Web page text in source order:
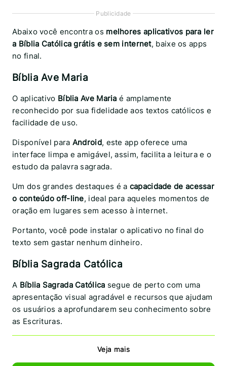
Publicidade
Abaixo você encontra os melhores aplicativos para ler
a Bíblia Católica grátis e sem internet, baixe os apps
no final.
Bíblia Ave Maria
O aplicativo Bíblia Ave Maria é amplamente
reconhecido por sua fidelidade aos textos católicos e
facilidade de uso.
Disponível para Android, este app oferece uma
interface limpa e amigável, assim, facilita a leitura e o
estudo da palavra sagrada.
Um dos grandes destaques é a capacidade de acessar
o conteúdo off-line, ideal para aqueles momentos de
oração em lugares sem acesso à internet.
Portanto, você pode instalar o aplicativo no final do
texto sem gastar nenhum dinheiro.
Bíblia Sagrada Católica
A Bíblia Sagrada Católica segue de perto com uma
apresentação visual agradável e recursos que ajudam
os usuários a aprofundarem seu conhecimento sobre
as Escrituras.
Veja mais